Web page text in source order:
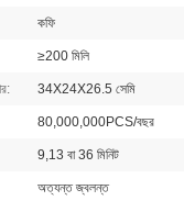
কফি
≥200 মিলি
34X24X26.5 সেমি
80,000,000PCS/বছর
9,13 বা 36 মিনিট
অত্যন্ত জ্বলন্ত